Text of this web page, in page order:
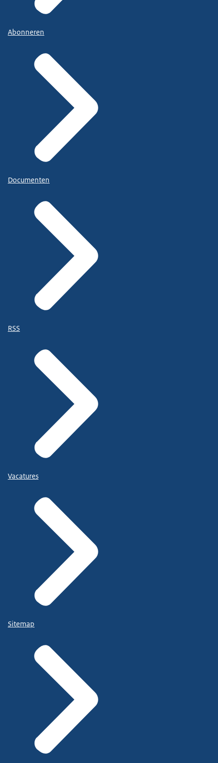
Abonneren
Documenten
RSS
Vacatures
Sitemap